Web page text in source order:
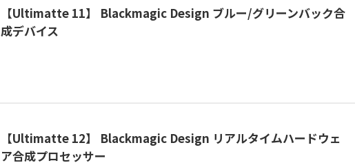
【Ultimatte 11】 Blackmagic Design ブルー/グリーンバック合
成デバイス
【Ultimatte 12】 Blackmagic Design リアルタイムハードウェ
ア合成プロセッサー